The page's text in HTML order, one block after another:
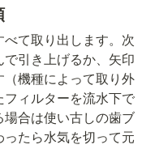
て取り出します。次
引き上げるか、矢印
機種によって取り外
ィルターを流水下で
合は使い古しの歯ブ
たら水気を切って元